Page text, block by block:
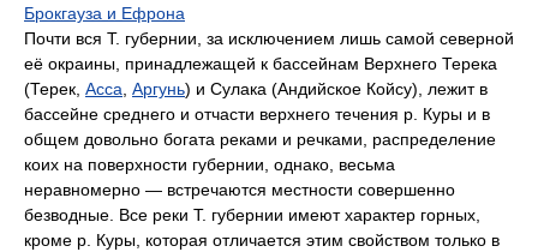
Брокгауза и Ефрона
Почти вся Т. губернии, за исключением лишь самой северной
её окраины, принадлежащей к бассейнам Верхнего Терека
(Терек, Асса, Аргунь) и Сулака (Андийское Койсу), лежит в
бассейне среднего и отчасти верхнего течения р. Куры и в
общем довольно богата реками и речками, распределение
коих на поверхности губернии, однако, весьма
неравномерно — встречаются местности совершенно
безводные. Все реки Т. губернии имеют характер горных,
кроме р. Куры, которая отличается этим свойством только в